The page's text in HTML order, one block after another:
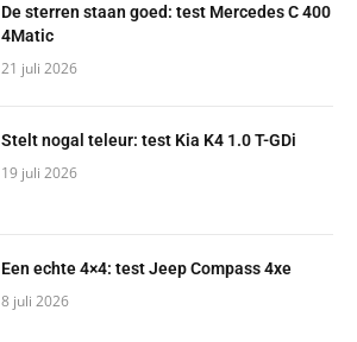
De sterren staan goed: test Mercedes C 400
4Matic
21 juli 2026
Stelt nogal teleur: test Kia K4 1.0 T-GDi
19 juli 2026
Een echte 4×4: test Jeep Compass 4xe
8 juli 2026